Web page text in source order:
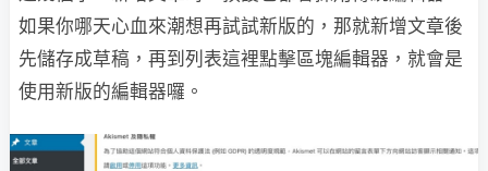
如果你哪天心血來潮想再試試新版的，那就新增文章後
先儲存成草稿，再到列表這裡點擊區塊編輯器，就會是
使用新版的編輯器囉。